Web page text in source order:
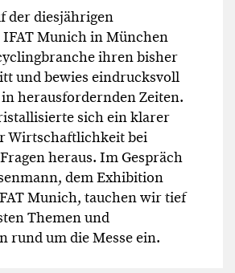
der diesjährigen
IFAT Munich in München
ihren bisher
und bewies eindrucksvoll
herausfordernden Zeiten.
sich ein klarer
Wirtschaftlichkeit bei
heraus. Im Gespräch
dem Exhibition
Munich, tauchen wir tief
Themen und
rund um die Messe ein.